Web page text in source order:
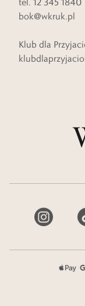
bok@wkruk.pl
Klub dla